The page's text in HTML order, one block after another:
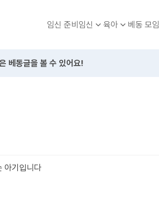
임신 준비임신 육아 베동 모임
베동글을 볼 수 있어요!
아기입니다